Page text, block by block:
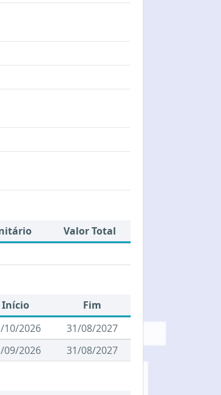
Valor Total
Início
Fim
10/2026
31/08/2027
09/2026 31/08/2027